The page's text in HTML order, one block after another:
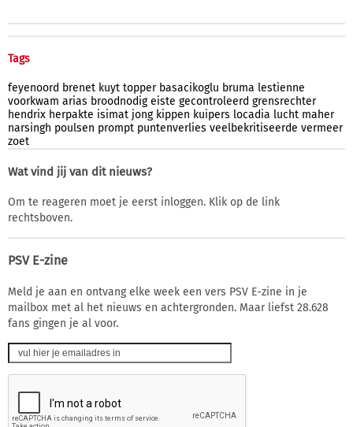
Tags
feyenoord brenet kuyt topper basacikoglu bruma lestienne
voorkwam arias broodnodig eiste gecontroleerd grensrechter
hendrix herpakte isimat jong kippen kuipers locadia lucht maher
narsingh poulsen prompt puntenverlies veelbekritiseerde vermeer
zoet
Wat vind jij van dit nieuws?
Om te reageren moet je eerst inloggen. Klik op de link
rechtsboven.
PSV E-zine
Meld je aan en ontvang elke week een vers PSV E-zine in je
mailbox met al het nieuws en achtergronden. Maar liefst 28.628
fans gingen je al voor.